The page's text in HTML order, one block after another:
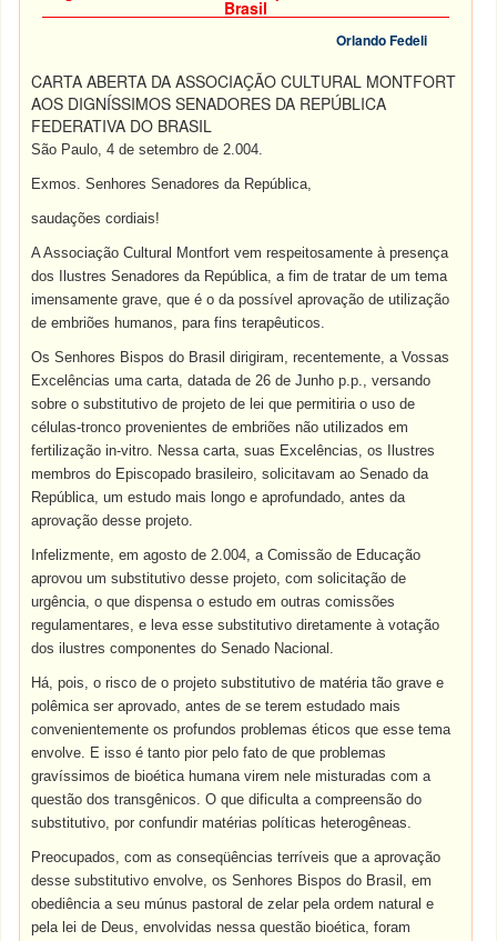
Brasil
Orlando Fedeli
CARTA ABERTA DA ASSOCIAÇÃO CULTURAL MONTFORT
AOS DIGNÍSSIMOS SENADORES DA REPÚBLICA
FEDERATIVA DO BRASIL
São Paulo, 4 de setembro de 2.004.
Exmos. Senhores Senadores da República,
saudações cordiais!
A Associação Cultural Montfort vem respeitosamente à presença
dos Ilustres Senadores da República, a fim de tratar de um tema
imensamente grave, que é o da possível aprovação de utilização
de embriões humanos, para fins terapêuticos.
Os Senhores Bispos do Brasil dirigiram, recentemente, a Vossas
Excelências uma carta, datada de 26 de Junho p.p., versando
sobre o substitutivo de projeto de lei que permitiria o uso de
células-tronco provenientes de embriões não utilizados em
fertilização in-vitro. Nessa carta, suas Excelências, os Ilustres
membros do Episcopado brasileiro, solicitavam ao Senado da
República, um estudo mais longo e aprofundado, antes da
aprovação desse projeto.
Infelizmente, em agosto de 2.004, a Comissão de Educação
aprovou um substitutivo desse projeto, com solicitação de
urgência, o que dispensa o estudo em outras comissões
regulamentares, e leva esse substitutivo diretamente à votação
dos ilustres componentes do Senado Nacional.
Há, pois, o risco de o projeto substitutivo de matéria tão grave e
polêmica ser aprovado, antes de se terem estudado mais
convenientemente os profundos problemas éticos que esse tema
envolve. E isso é tanto pior pelo fato de que problemas
gravíssimos de bioética humana virem nele misturadas com a
questão dos transgênicos. O que dificulta a compreensão do
substitutivo, por confundir matérias políticas heterogêneas.
Preocupados, com as conseqüências terríveis que a aprovação
desse substitutivo envolve, os Senhores Bispos do Brasil, em
obediência a seu múnus pastoral de zelar pela ordem natural e
pela lei de Deus, envolvidas nessa questão bioética, foram